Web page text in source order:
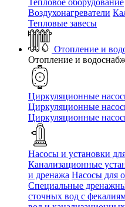
Тепловое оборудование
Воздухонагреватели
Тепловые завесы
Отопление и
Отопление и
Циркуляционные
Циркуляционные
Циркуляционные
Насосы и установки
Канализационные
и дренажа Насосы для
Специальные
сточных вод c